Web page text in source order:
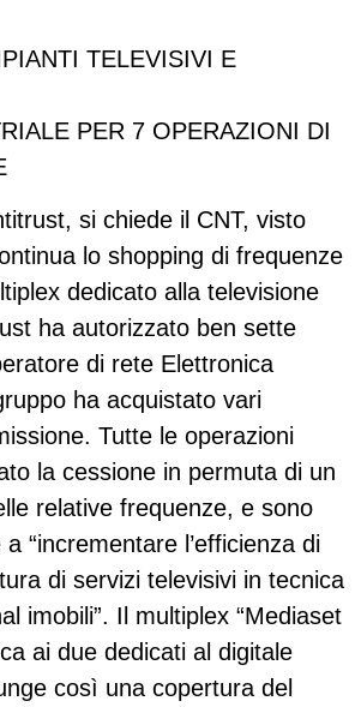
TELEVISIVI E
PER 7 OPERAZIONI DI
si chiede il CNT, visto
lo shopping di frequenze
dedicato alla televisione
ha autorizzato ben sette
di rete Elettronica
ha acquistato vari
Tutte le operazioni
la cessione in permuta di un
relative frequenze, e sono
“incrementare l’efficienza di
di servizi televisivi in tecnica
imobili”. Il multiplex “Mediaset
ai due dedicati al digitale
così una copertura del